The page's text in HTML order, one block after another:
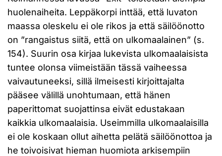
huolenaiheita. Leppäkorpi inttää, että luvaton
maassa oleskelu ei ole rikos ja että säilöönotto
on ”rangaistus siitä, että on ulkomaalainen” (s.
154). Suurin osa kirjaa lukevista ulkomaalaisista
tuntee olonsa viimeistään tässä vaiheessa
vaivautuneeksi, sillä ilmeisesti kirjoittajalta
pääsee välillä unohtumaan, että hänen
paperittomat suojattinsa eivät edustakaan
kaikkia ulkomaalaisia. Useimmilla ulkomaalaisilla
ei ole koskaan ollut aihetta pelätä säilöönottoa ja
he toivoisivat hieman huomiota arkisempiin